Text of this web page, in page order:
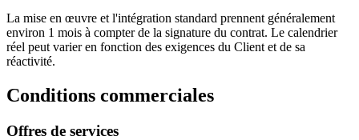
La mise en œuvre et l'intégration standard prennent généralement
environ 1 mois à compter de la signature du contrat. Le calendrier
réel peut varier en fonction des exigences du Client et de sa
réactivité.
Conditions commerciales
Offres de services